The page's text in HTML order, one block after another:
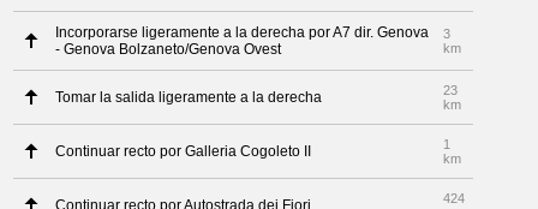
Incorporarse ligeramente a la derecha por A7 dir. Genova
- Genova Bolzaneto/Genova Ovest
3
km
Tomar la salida ligeramente a la derecha
23
km
Continuar recto por Galleria Cogoleto II
1
km
Continuar recto por Autostrada dei Fiori
424